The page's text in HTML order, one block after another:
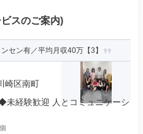
スのご案内)
セン有／平均月収40万【3】
崎区南町
経験歓迎 人とコミュニケーシ